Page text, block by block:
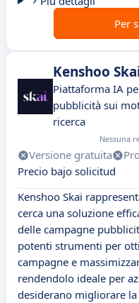
Per
Kenshoo
Piattaforma IA
pubblicità sui
ricerca
Nessuna
Versione gratuita
Precio bajo solicitud
Kenshoo Skai
cerca una soluzione
delle campagne
potenti strumenti per
campagne e
rendendolo ideale per
desiderano migliorare